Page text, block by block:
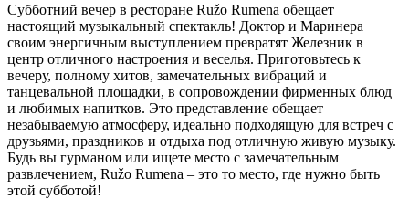
Субботний вечер в ресторане Ružo Rumena обещает
настоящий музыкальный спектакль! Доктор и Маринера
своим энергичным выступлением превратят Железник в
центр отличного настроения и веселья. Приготовьтесь к
вечеру, полному хитов, замечательных вибраций и
танцевальной площадки, в сопровождении фирменных блюд
и любимых напитков. Это представление обещает
незабываемую атмосферу, идеально подходящую для встреч с
друзьями, праздников и отдыха под отличную живую музыку.
Будь вы гурманом или ищете место с замечательным
развлечением, Ružo Rumena – это то место, где нужно быть
этой субботой!